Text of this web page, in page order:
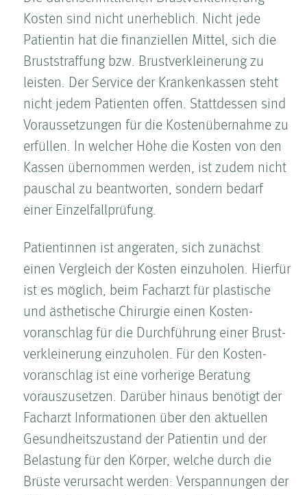
Kosten­ sind nicht unerheblich. Nicht jede
Patientin hat die finanziellen Mittel, sich die
Brust­straffung bzw. Brust­ver­kleinerung zu
leisten. Der Service der Krankenkassen steht
nicht jedem Patienten offen. Stattdessen sind
Voraus­setzungen für die Kosten­übernahme zu
erfüllen. In welcher Höhe die Kosten­ von den
Kassen übernommen werden, ist zudem nicht
pauschal zu beantworten, sondern bedarf
einer Einzelfallprüfung.
Patientinnen ist angeraten, sich zunächst
einen Vergleich der Kosten­ einzuholen. Hierfür
ist es möglich, beim Facharzt für plastische
und ästhetische Chirurgie einen Kosten­
voranschlag für die Durchführung einer Brust­
ver­kleinerung einzuholen. Für den Kosten­
voranschlag ist eine vorherige Beratung
vorauszusetzen. Darüber hinaus benötigt der
Facharzt Informationen über den aktuellen
Gesundheitszustand der Patientin und der
Belastung für den Körper, welche durch die
Brüste verursacht werden: Verspannungen der